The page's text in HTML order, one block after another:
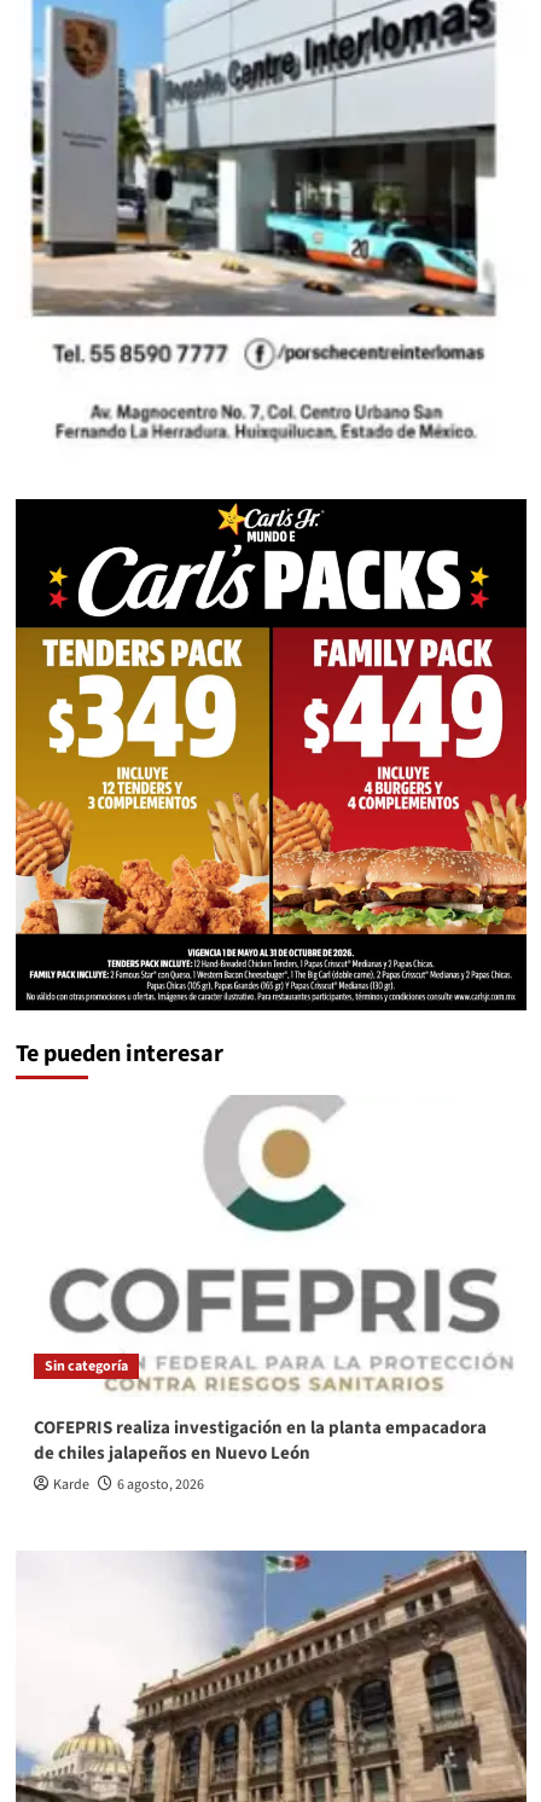
Te pueden interesar
Sin categoría
COFEPRIS realiza investigación en la planta empacadora
de chiles jalapeños en Nuevo León
Karde 6 agosto, 2026